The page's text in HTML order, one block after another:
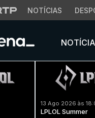
NOTÍCIAS
13 Ago 2026 às
LPLOL Summer